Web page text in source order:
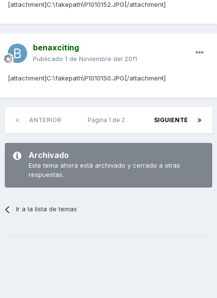
[attachment]C:\fakepath\P1010152.JPG[/attachment]
benaxciting
Publicado 1 de Noviembre del 2011
[attachment]C:\fakepath\P1010150.JPG[/attachment]
ANTERIOR SIGUIENTE
Página 1 de 2
Archivado
Este tema ahora está archivado y cerrado a otras
respuestas.
Ir a la lista de temas